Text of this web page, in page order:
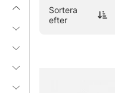
» Tillbaka till
Sortera
efter